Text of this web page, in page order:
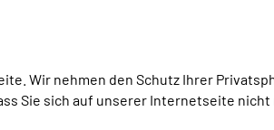
Wir nehmen den Schutz Ihrer
Sie sich auf unserer Internetseite